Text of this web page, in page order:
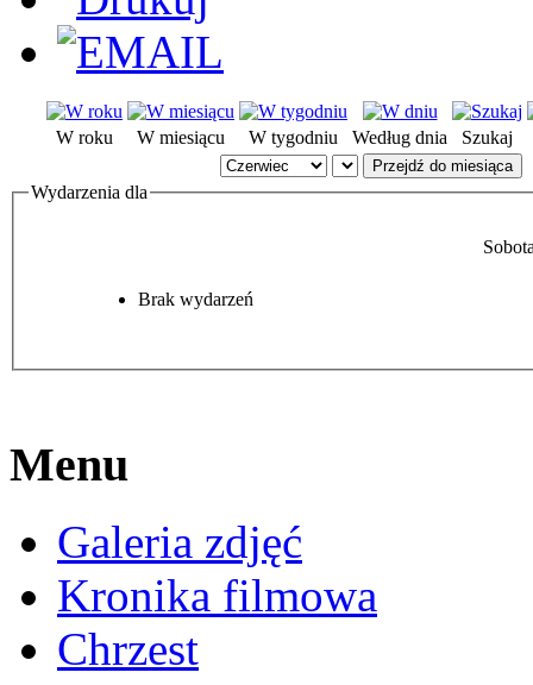
W roku W miesiącu W tygodniu Według dnia Szukaj
Przejdź do miesiąca
Wydarzenia dla
Brak wydarzeń
Menu
Galeria zdjęć
Kronika filmowa
Chrzest